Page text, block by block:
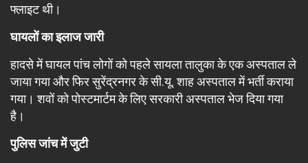
फ्लाइट थी।
घायलों का इलाज जारी
हादसे में घायल पांच लोगों को पहले सायला तालुका के एक अस्पताल ले
जाया गया और फिर सुरेंद्रनगर के सी.यू. शाह अस्पताल में भर्ती कराया
गया। शवों को पोस्टमार्टम के लिए सरकारी अस्पताल भेज दिया गया
है।
पुलिस जांच में जुटी